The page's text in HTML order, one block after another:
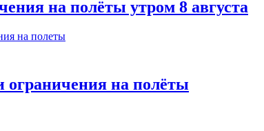
на полёты утром 8 августа
ограничения на полёты